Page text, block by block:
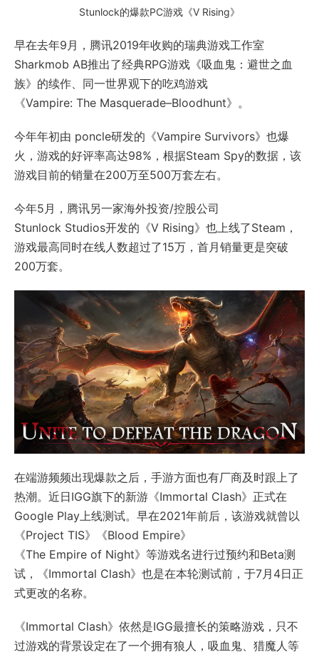
Stunlock的爆款PC游戏《V Rising》
早在去年9月，腾讯2019年收购的瑞典游戏工作室
Sharkmob AB推出了经典RPG游戏《吸血鬼：避世之血
族》的续作、同一世界观下的吃鸡游戏
《Vampire: The Masquerade–Bloodhunt》。
今年年初由 poncle研发的《Vampire Survivors》也爆
火，游戏的好评率高达98%，根据Steam Spy的数据，该
游戏目前的销量在200万至500万套左右。
今年5月，腾讯另一家海外投资/控股公司
Stunlock Studios开发的《V Rising》也上线了Steam，
游戏最高同时在线人数超过了15万，首月销量更是突破
200万套。
在端游频频出现爆款之后，手游方面也有厂商及时跟上了
热潮。近日IGG旗下的新游《Immortal Clash》正式在
Google Play上线测试。早在2021年前后，该游戏就曾以
《Project TIS》《Blood Empire》
《The Empire of Night》等游戏名进行过预约和Beta测
试，《Immortal Clash》也是在本轮测试前，于7月4日正
式更改的名称。
《Immortal Clash》依然是IGG最擅长的策略游戏，只不
过游戏的背景设定在了一个拥有狼人，吸血鬼、猎魔人等